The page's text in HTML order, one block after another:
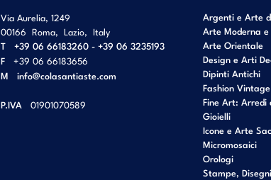
Via Aurelia, 1249
00166 Roma, Lazio, Italy
T
+39 06 66183260 - +39 06 3235193
F
+39 06 66183656
M info@colasantiaste.com
P.IVA 01901070589
Argenti e Arte
Arte Moderna
Arte Orientale
Design e Arti
Dipinti Antichi
Fashion Vintage
Fine Art: Arredi
Gioielli
Icone e Arte
Micromosaici
Orologi
Stampe,